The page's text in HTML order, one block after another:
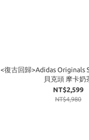
<復古回歸>Adidas Originals
貝克頭 摩卡奶
NT$2,599
NT$4,980